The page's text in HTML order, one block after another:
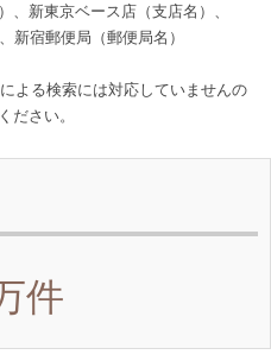
、新東京ベース店（支店名）、
新宿郵便局（郵便局名）
よる検索には対応していませんの
ださい。
件